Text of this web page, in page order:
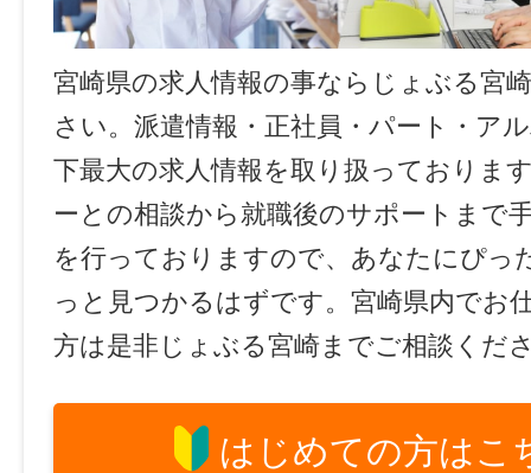
宮崎県の求人情報の事ならじょぶる宮
さい。派遣情報・正社員・パート・ア
下最大の求人情報を取り扱っておりま
ーとの相談から就職後のサポートまで
を行っておりますので、あなたにぴっ
っと見つかるはずです。宮崎県内でお
方は是非じょぶる宮崎までご相談くだ
はじめての方はこ